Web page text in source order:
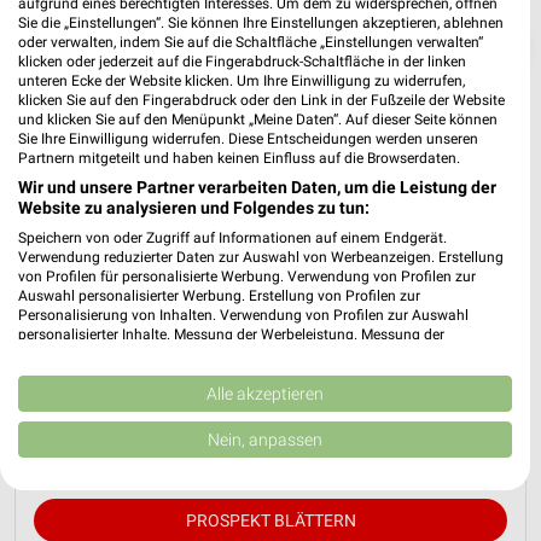
❯
JYSK Prospekt für Dannenberg (Elbe) ab
So. den 12.07.
Spare bis zu 70%
Gültig von 12. Jul. bis 15. Aug.
Kalendereintrag erstellen
PROSPEKT BLÄTTERN
Sie die „Einstellungen“. Sie können Ihre Einstellungen akzeptieren, ablehnen
oder verwalten, indem Sie auf die Schaltfläche „Einstellungen verwalten“
klicken oder jederzeit auf die Fingerabdruck-Schaltfläche in der linken
unteren Ecke der Website klicken. Um Ihre Einwilligung zu widerrufen,
klicken Sie auf den Fingerabdruck oder den Link in der Fußzeile der Website
und klicken Sie auf den Menüpunkt „Meine Daten“. Auf dieser Seite können
Sie Ihre Einwilligung widerrufen. Diese Entscheidungen werden unseren
Partnern mitgeteilt und haben keinen Einfluss auf die Browserdaten.
Wir und unsere Partner verarbeiten Daten, um die Leistung der
Website zu analysieren und Folgendes zu tun:
Speichern von oder Zugriff auf Informationen auf einem Endgerät.
Verwendung reduzierter Daten zur Auswahl von Werbeanzeigen. Erstellung
von Profilen für personalisierte Werbung. Verwendung von Profilen zur
Auswahl personalisierter Werbung. Erstellung von Profilen zur
Personalisierung von Inhalten. Verwendung von Profilen zur Auswahl
personalisierter Inhalte. Messung der Werbeleistung. Messung der
Kombinationen von Daten aus verschiedenen Quellen. Entwicklung und
Verbesserung der Angebote. Verwendung reduzierter Daten zur Auswahl
von Inhalten.
Daten können außerhalb der Europäischen Union weitergegeben und in die
Website/App.
Partnerliste anzeigen (1 IAB-Anbieter)
Alle akzeptieren
Nein, anpassen